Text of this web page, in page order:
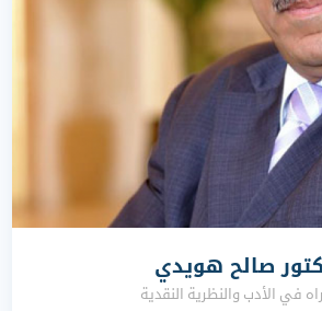
صالح هويدي
في الأدب والنظرية النقدية